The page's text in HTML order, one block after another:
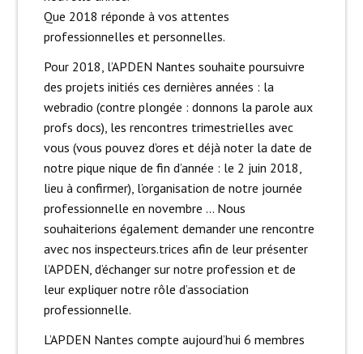
Que 2018 réponde à vos attentes
professionnelles et personnelles.
Pour 2018, l’APDEN Nantes souhaite poursuivre
des projets initiés ces dernières années : la
webradio (contre plongée : donnons la parole aux
profs docs), les rencontres trimestrielles avec
vous (vous pouvez d’ores et déjà noter la date de
notre pique nique de fin d’année : le 2 juin 2018,
lieu à confirmer), l’organisation de notre journée
professionnelle en novembre … Nous
souhaiterions également demander une rencontre
avec nos inspecteurs.trices afin de leur présenter
l’APDEN, d’échanger sur notre profession et de
leur expliquer notre rôle d’association
professionnelle.
L’APDEN Nantes compte aujourd’hui 6 membres